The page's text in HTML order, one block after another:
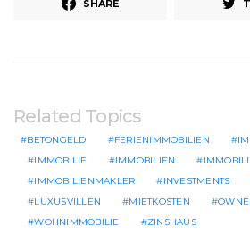
SHARE
Related Topics
BETONGELD FERIENIMMOBILIEN
IMMOBILIE
IMMOBILIEN
IMMOBILIENMAKLER
INVESTMENTS
LUXUSVILLEN
MIETKOSTEN
WOHNIMMOBILIE
ZINSHAUS